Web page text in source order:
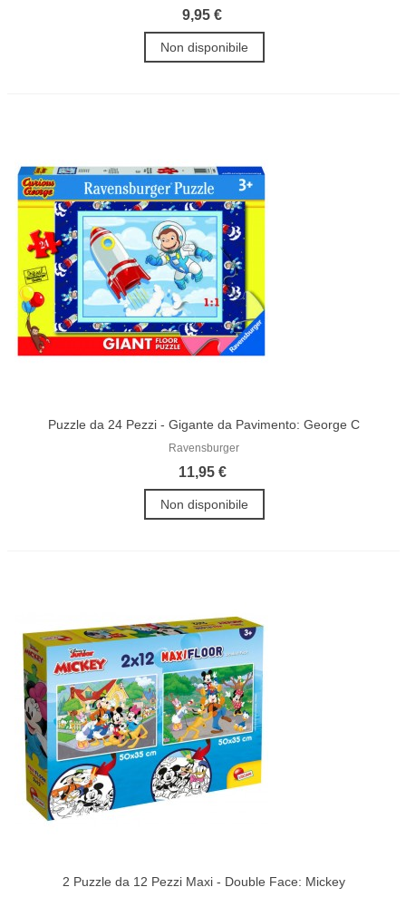
9,95 €
Non disponibile
Puzzle da 24 Pezzi - Gigante da Pavimento: George C
Ravensburger
11,95 €
Non disponibile
2 Puzzle da 12 Pezzi Maxi - Double Face: Mickey